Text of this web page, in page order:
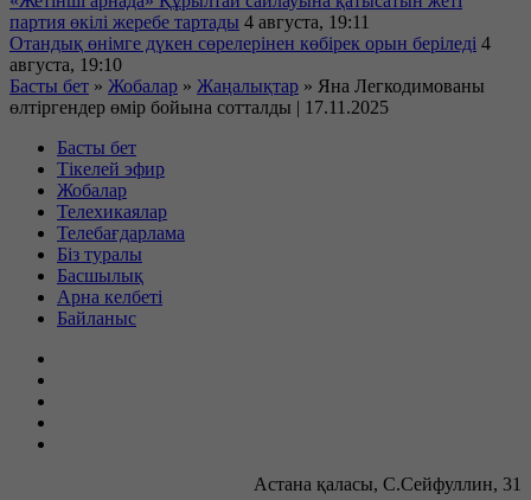
партия өкілі жеребе тартады 4 августа, 19:11
Отандық өнімге дүкен сөрелерінен көбірек орын беріледі 4
августа, 19:10
Басты бет » Жобалар » Жаңалықтар » Яна Легкодимованы
өлтіргендер өмір бойына сотталды | 17.11.2025
Басты бет
Тікелей эфир
Жобалар
Телехикаялар
Телебағдарлама
Біз туралы
Басшылық
Арна келбеті
Байланыс
Астана қаласы, С.Сейфуллин, 31